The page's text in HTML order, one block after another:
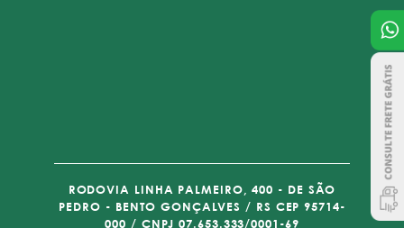
RODOVIA LINHA PALMEIRO, 400 - DE SÃO
PEDRO - BENTO GONÇALVES / RS CEP 95714-
000 / CNPJ 07.653.333/0001-69